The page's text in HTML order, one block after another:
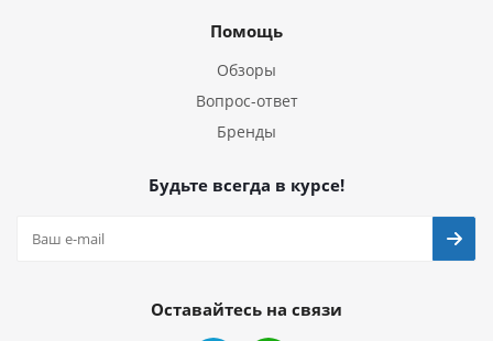
Помощь
Обзоры
Вопрос-ответ
Бренды
Будьте всегда в курсе!
Оставайтесь на связи